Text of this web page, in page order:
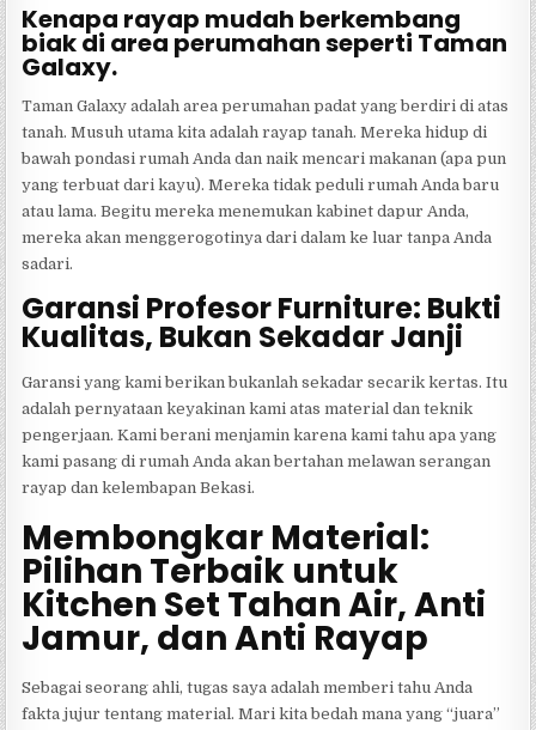
Kenapa rayap mudah berkembang
biak di area perumahan seperti Taman
Galaxy.
Taman Galaxy adalah area perumahan padat yang berdiri di atas
tanah. Musuh utama kita adalah rayap tanah. Mereka hidup di
bawah pondasi rumah Anda dan naik mencari makanan (apa pun
yang terbuat dari kayu). Mereka tidak peduli rumah Anda baru
atau lama. Begitu mereka menemukan kabinet dapur Anda,
mereka akan menggerogotinya dari dalam ke luar tanpa Anda
sadari.
Garansi Profesor Furniture: Bukti
Kualitas, Bukan Sekadar Janji
Garansi yang kami berikan bukanlah sekadar secarik kertas. Itu
adalah pernyataan keyakinan kami atas material dan teknik
pengerjaan. Kami berani menjamin karena kami tahu apa yang
kami pasang di rumah Anda akan bertahan melawan serangan
rayap dan kelembapan Bekasi.
Membongkar Material:
Pilihan Terbaik untuk
Kitchen Set Tahan Air, Anti
Jamur, dan Anti Rayap
Sebagai seorang ahli, tugas saya adalah memberi tahu Anda
fakta jujur tentang material. Mari kita bedah mana yang “juara”